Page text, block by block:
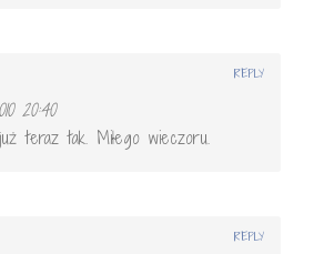
20:40
teraz tak. Miłego wieczoru.
REPLY
REPLY